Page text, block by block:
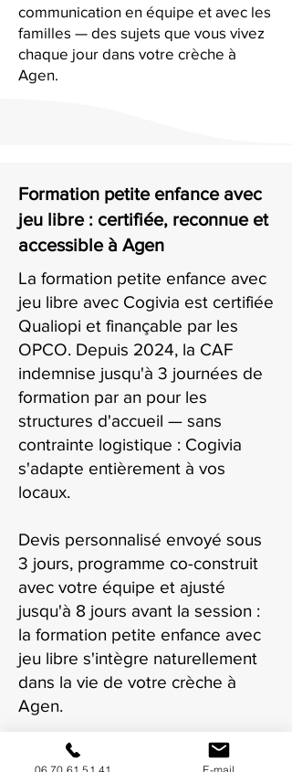
communication en équipe et avec les
familles — des sujets que vous vivez
chaque jour dans votre crèche à
Agen.
Formation petite enfance avec
jeu libre : certifiée, reconnue et
accessible à Agen
La formation petite enfance avec
jeu libre avec Cogivia est certifiée
Qualiopi et finançable par les
OPCO. Depuis 2024, la CAF
indemnise jusqu'à 3 journées de
formation par an pour les
structures d'accueil — sans
contrainte logistique : Cogivia
s'adapte entièrement à vos
locaux.
Devis personnalisé envoyé sous
3 jours, programme co-construit
avec votre équipe et ajusté
jusqu'à 8 jours avant la session :
la formation petite enfance avec
jeu libre s'intègre naturellement
dans la vie de votre crèche à
Agen.
06 70 61 51 41 E-mail